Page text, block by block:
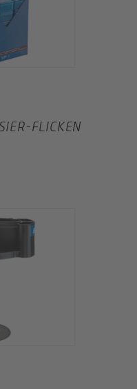
FLICKEN